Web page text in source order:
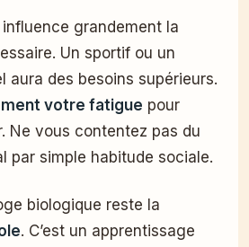
grandement la
Un sportif ou un
aura des besoins supérieurs.
votre fatigue pour
Ne vous contentez pas du
par simple habitude sociale.
biologique reste la
. C’est un apprentissage